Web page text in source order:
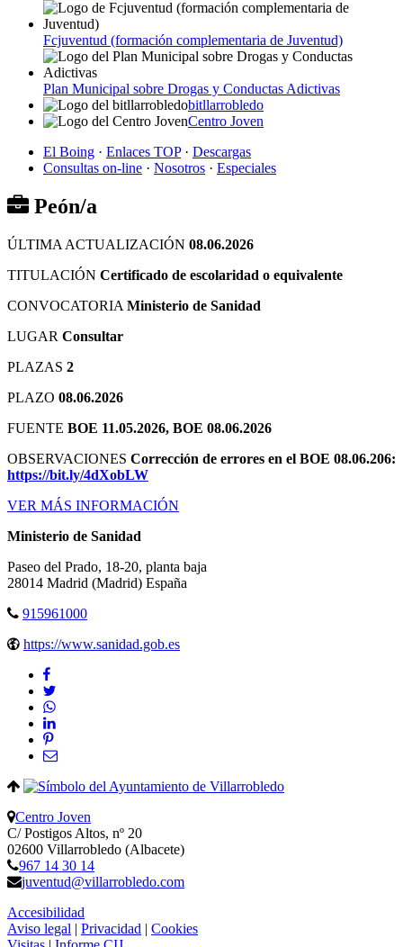
Fcjuventud (formación complementaria de Juventud)
Plan Municipal sobre Drogas y Conductas Adictivas
bitllarrobledo
Centro Joven
El Boing · Enlaces TOP· Descargas
Consultas on-line · Nosotros · Especiales
Peón/a
ÚLTIMA ACTUALIZACIÓN 08.06.2026
TITULACIÓN Certificado de escolaridad o equivalente
CONVOCATORIA Ministerio de Sanidad
LUGAR Consultar
PLAZAS 2
PLAZO 08.06.2026
FUENTE BOE 11.05.2026, BOE 08.06.2026
OBSERVACIONES Corrección de errores en el BOE 08.06.206:
https://bit.ly/4dXobLW
VER MÁS INFORMACIÓN
Ministerio de Sanidad
Paseo del Prado, 18-20, planta baja
28014 Madrid (Madrid) España
915961000
https://www.sanidad.gob.es
Centro Joven
C/ Postigos Altos, nº 20
02600 Villarrobledo (Albacete)
967 14 30 14
juventud@villarrobledo.com
Accesibilidad
Aviso legal | Privacidad | Cookies